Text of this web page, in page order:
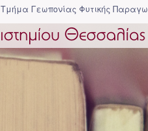
Τμήμα Γεωπονίας Φυτικής